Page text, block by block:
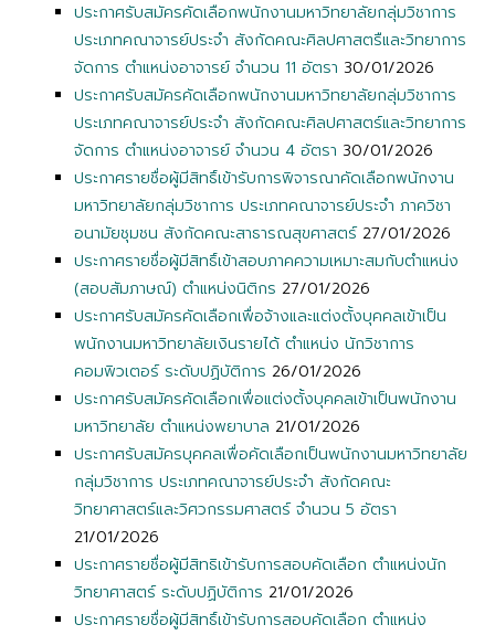
ประกาศรับสมัครคัดเลือกพนักงานมหาวิทยาลัยกลุ่มวิชาการ
ประเภทคณาจารย์ประจำ สังกัดคณะศิลปศาสตรืและวิทยาการ
จัดการ ตำแหน่งอาจารย์ จำนวน 11 อัตรา 30/01/2026
ประกาศรับสมัครคัดเลือกพนักงานมหาวิทยาลัยกลุ่มวิชาการ
ประเภทคณาจารย์ประจำ สังกัดคณะศิลปศาสตร์และวิทยาการ
จัดการ ตำแหน่งอาจารย์ จำนวน 4 อัตรา 30/01/2026
ประกาศรายชื่อผู้มีสิทธิ์เข้ารับการพิจารณาคัดเลือกพนักงาน
มหาวิทยาลัยกลุ่มวิชาการ ประเภทคณาจารย์ประจำ ภาควิชา
อนามัยชุมชน สังกัดคณะสาธารณสุขศาสตร์27/01/2026
ประกาศรายชื่อผู้มีสิทธิ์เข้าสอบภาคความเหมาะสมกับตำแหน่ง
(สอบสัมภาษณ์) ตำแหน่งนิติกร 27/01/2026
ประกาศรับสมัครคัดเลือกเพื่อจ้างและแต่งตั้งบุคคลเข้าเป็น
พนักงานมหาวิทยาลัยเงินรายได้ ตำแหน่ง นักวิชาการ
คอมพิวเตอร์ ระดับปฏิบัติการ 26/01/2026
ประกาศรับสมัครคัดเลือกเพื่อแต่งตั้งบุคคลเข้าเป็นพนักงาน
มหาวิทยาลัย ตำแหน่งพยาบาล 21/01/2026
ประกาศรับสมัครบุคคลเพื่อคัดเลือกเป็นพนักงานมหาวิทยาลัย
กลุ่มวิชาการ ประเภทคณาจารย์ประจำ สังกัดคณะ
วิทยาศาสตร์และวิศวกรรมศาสตร์ จำนวน 5 อัตรา
21/01/2026
ประกาศรายชื่อผู้มีสิทธิเข้ารับการสอบคัดเลือก ตำแหน่งนัก
วิทยาศาสตร์ ระดับปฏิบัติการ 21/01/2026
ประกาศรายชื่อผู้มีสิทธิ์เข้ารับการสอบคัดเลือก ตำแหน่ง